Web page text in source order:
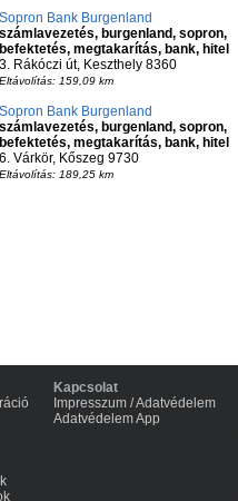
Sopron Bank Burgenland
számlavezetés, burgenland, sopron,
befektetés, megtakarítás, bank, hitel
3. Rákóczi út, Keszthely 8360
Eltávolítás: 159,09 km
Sopron Bank Burgenland
számlavezetés, burgenland, sopron,
befektetés, megtakarítás, bank, hitel
6. Várkör, Kőszeg 9730
Eltávolítás: 189,25 km
Kapcsolat
Impresszum / Adatvédelem
Adatvédelem App